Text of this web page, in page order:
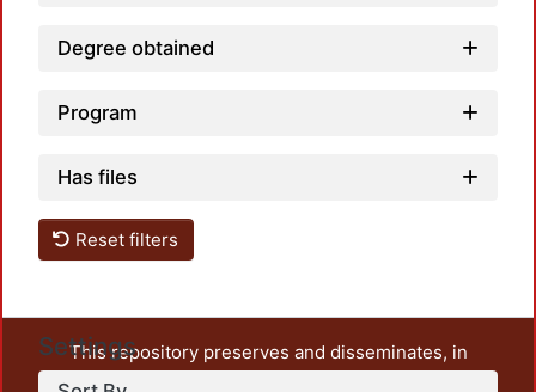
Degree obtained
Program
Has files
Reset filters
Settings
This repository preserves and disseminates, in
unrestricted open access, the teaching and research